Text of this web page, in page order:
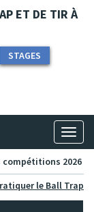
ET DE TIR À
STAGES
compétitions 2026
le Ball Trap